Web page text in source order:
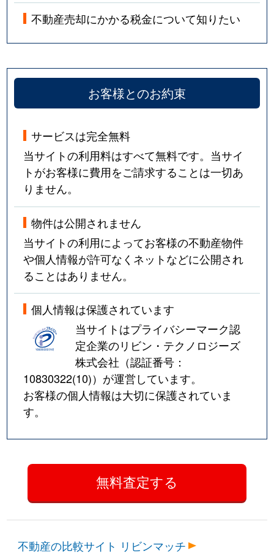
不動産売却にかかる税金について知りたい
お客様とのお約束
サービスは完全無料
当サイトの利用料はすべて無料です。当サイ
トがお客様に費用をご請求することは一切あ
りません。
物件は公開されません
当サイトの利用によってお客様の不動産物件
や個人情報が許可なくネットなどに公開され
ることはありません。
個人情報は保護されています
当サイトはプライバシーマーク認
定企業のリビン・テクノロジーズ
株式会社（認証番号：
10830322(10)）が運営しています。
お客様の個人情報は大切に保護されていま
す。
不動産の比較サイト リビンマッチ